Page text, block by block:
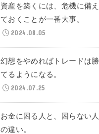
資産を築くには、危機に備え
ておくことが一番大事。
2024.08.05
幻想をやめればトレードは勝
てるようになる。
2024.07.25
お金に困る人と、困らない人
の違い。